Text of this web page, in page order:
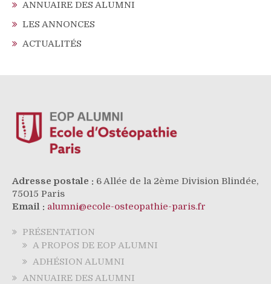
ANNUAIRE DES ALUMNI
LES ANNONCES
ACTUALITÉS
Adresse postale : 6 Allée de la 2ème Division Blindée,
75015 Paris
Email : alumni@ecole-osteopathie-paris.fr
PRÉSENTATION
A PROPOS DE EOP ALUMNI
ADHÉSION ALUMNI
ANNUAIRE DES ALUMNI